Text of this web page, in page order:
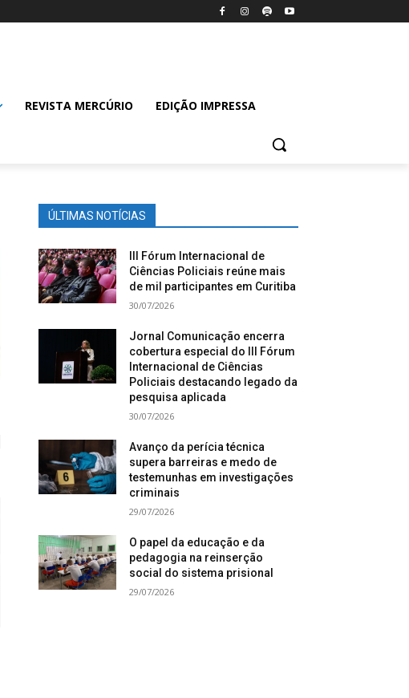
REVISTA MERCÚRIO EDIÇÃO IMPRESSA
ÚLTIMAS NOTÍCIAS
III Fórum Internacional de
Ciências Policiais reúne mais
de mil participantes em Curitiba
30/07/2026
Jornal Comunicação encerra
cobertura especial do III Fórum
Internacional de Ciências
Policiais destacando legado da
pesquisa aplicada
30/07/2026
Avanço da perícia técnica
supera barreiras e medo de
testemunhas em investigações
criminais
29/07/2026
O papel da educação e da
pedagogia na reinserção
social do sistema prisional
29/07/2026